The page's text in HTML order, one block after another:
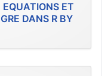
ET
DANS R BY